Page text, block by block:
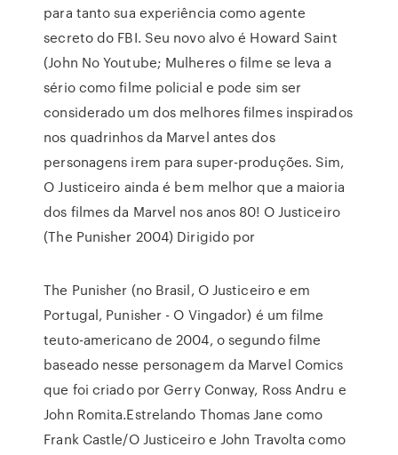
para tanto sua experiência como agente
secreto do FBI. Seu novo alvo é Howard Saint
(John No Youtube; Mulheres o filme se leva a
sério como filme policial e pode sim ser
considerado um dos melhores filmes inspirados
nos quadrinhos da Marvel antes dos
personagens irem para super-produções. Sim,
O Justiceiro ainda é bem melhor que a maioria
dos filmes da Marvel nos anos 80! O Justiceiro
(The Punisher 2004) Dirigido por
The Punisher (no Brasil, O Justiceiro e em
Portugal, Punisher - O Vingador) é um filme
teuto-americano de 2004, o segundo filme
baseado nesse personagem da Marvel Comics
que foi criado por Gerry Conway, Ross Andru e
John Romita.Estrelando Thomas Jane como
Frank Castle/O Justiceiro e John Travolta como